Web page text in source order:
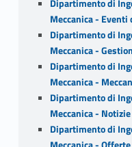
Dipartimento di
Meccanica - Eventi
Dipartimento di
Meccanica -
Dipartimento di
Meccanica -
Dipartimento di
Meccanica -
Dipartimento di